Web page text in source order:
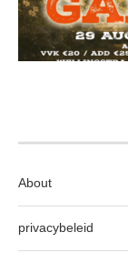
About
privacybeleid